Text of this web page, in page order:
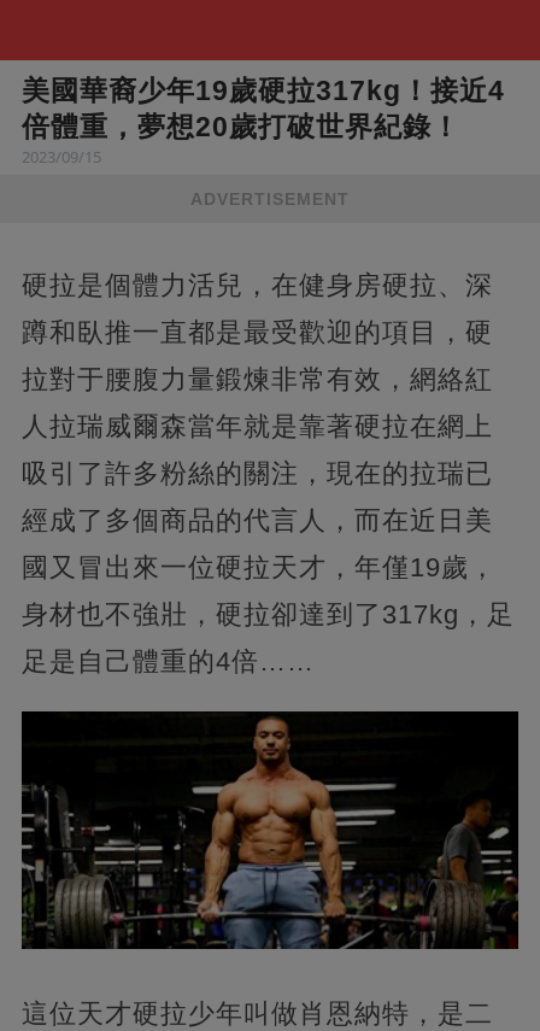
美國華裔少年19歲硬拉317kg！接近4
倍體重，夢想20歲打破世界紀錄！
2023/09/15
ADVERTISEMENT
硬拉是個體力活兒，在健身房硬拉、深
蹲和臥推一直都是最受歡迎的項目，硬
拉對于腰腹力量鍛煉非常有效，網絡紅
人拉瑞威爾森當年就是靠著硬拉在網上
吸引了許多粉絲的關注，現在的拉瑞已
經成了多個商品的代言人，而在近日美
國又冒出來一位硬拉天才，年僅19歲，
身材也不強壯，硬拉卻達到了317kg，足
足是自己體重的4倍……
這位天才硬拉少年叫做肖恩納特，是二